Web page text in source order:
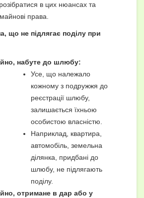
в цих нюансах та
права.
що не підлягає поділу при
набуте до шлюбу:
Усе, що належало
кожному з подружжя до
реєстрації шлюбу,
залишається їхньою
особистою власністю.
Наприклад, квартира,
автомобіль, земельна
ділянка, придбані до
шлюбу, не підлягають
поділу.
отримане в дар або у